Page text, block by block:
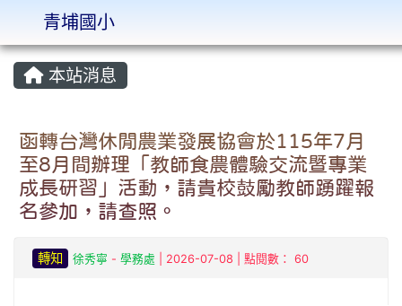
:::
本站消息
函轉台灣休閒農業發展協會於115年7月
至8月間辦理「教師食農體驗交流暨專業
成長研習」活動，請貴校鼓勵教師踴躍報
名參加，請查照。
轉知 徐秀寧 - 學務處 | 2026-07-08 | 點閱數： 60
青埔國小